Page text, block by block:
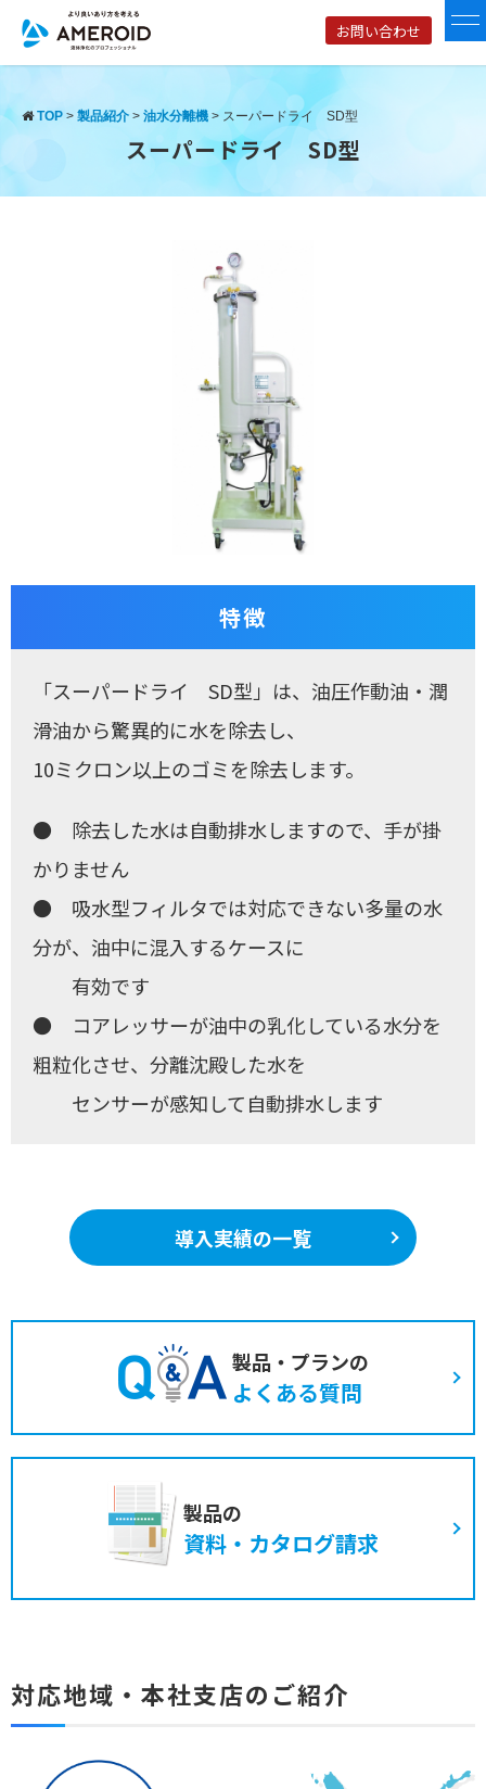
お問い合わせ
TOP > 製品紹介 > 油水分離機 > スーパードライ SD型
スーパードライ SD型
特徴
「スーパードライ SD型」は、油圧作動油・潤
滑油から驚異的に水を除去し、
10ミクロン以上のゴミを除去します。
● 除去した水は自動排水しますので、手が掛
かりません
● 吸水型フィルタでは対応できない多量の水
分が、油中に混入するケースに
有効です
● コアレッサーが油中の乳化している水分を
粗粒化させ、分離沈殿した水を
センサーが感知して自動排水します
導入実績の一覧
製品・プランの
よくある質問
製品の
資料・カタログ請求
対応地域・本社支店のご紹介